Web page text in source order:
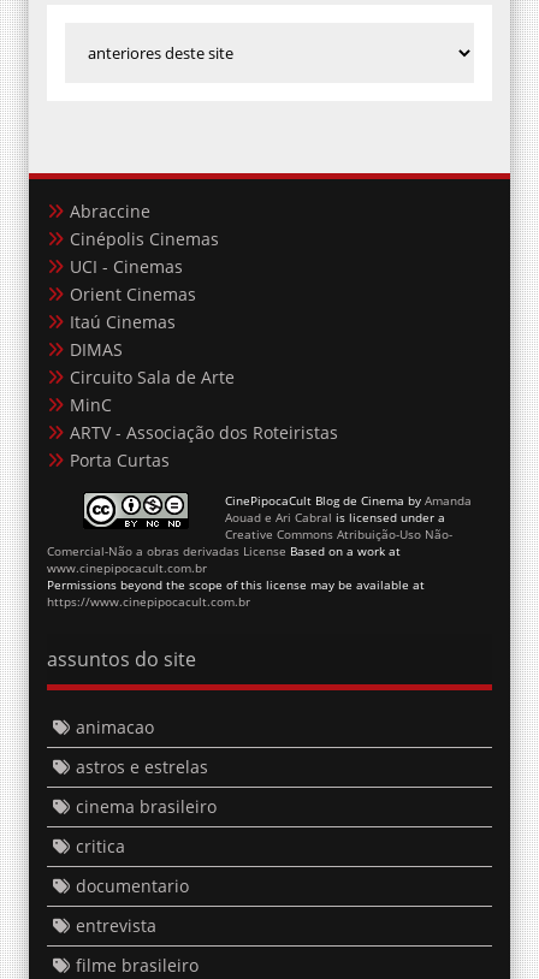
Abraccine
Cinépolis Cinemas
UCI - Cinemas
Orient Cinemas
Itaú Cinemas
DIMAS
Circuito Sala de Arte
MinC
ARTV - Associação dos Roteiristas
Porta Curtas
CinePipocaCult Blog de Cinema by Amanda
Aouad e Ari Cabral is licensed under a
Creative Commons Atribuição-Uso Não-
Comercial-Não a obras derivadas License Based on a work at
www.cinepipocacult.com.br
Permissions beyond the scope of this license may be available at
https://www.cinepipocacult.com.br
assuntos do site
animacao
astros e estrelas
cinema brasileiro
critica
documentario
entrevista
filme brasileiro